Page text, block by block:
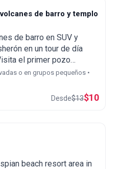
de barro y templo
de barro en SUV y
en un tour de día
el primer pozo
Fuego Ateshgah y
o en grupos pequeños •
Desde$13$10
beach resort area in